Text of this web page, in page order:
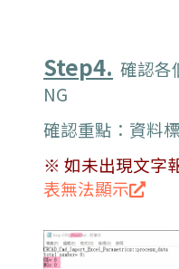
Step4. 確認各
NG
確認重點：資料
※ 如未出現文字
表無法顯示